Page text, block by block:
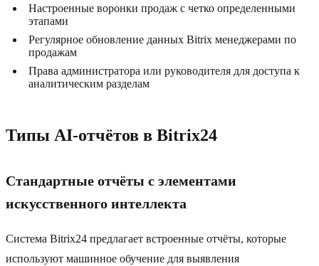
Настроенные воронки продаж с четко определенными
этапами
Регулярное обновление данных Bitrix менеджерами по
продажам
Права администратора или руководителя для доступа к
аналитическим разделам
Типы AI-отчётов в Bitrix24
Стандартные отчёты с элементами
искусственного интеллекта
Система Bitrix24 предлагает встроенные отчёты, которые
используют машинное обучение для выявления